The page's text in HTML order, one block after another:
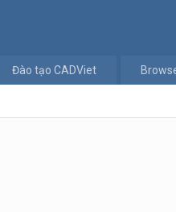
Đào tạo CADViet